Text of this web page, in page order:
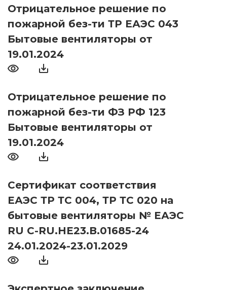
Отрицательное решение по
пожарной без-ти ТР ЕАЭС 043
Бытовые вентиляторы от
19.01.2024
Отрицательное решение по
пожарной без-ти ФЗ РФ 123
Бытовые вентиляторы от
19.01.2024
Сертификат соответствия
ЕАЭС ТР ТС 004, ТР ТС 020 на
бытовые вентиляторы № ЕАЭС
RU С-RU.НЕ23.В.01685-24
24.01.2024-23.01.2029